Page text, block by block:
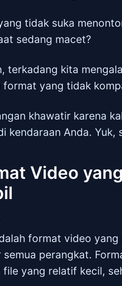
tidak suka
sedang macet?
terkadang kita
format yang tidak
khawatir karena
kendaraan Anda. Yuk,
Video
format video
semua perangkat.
file yang relatif kecil,